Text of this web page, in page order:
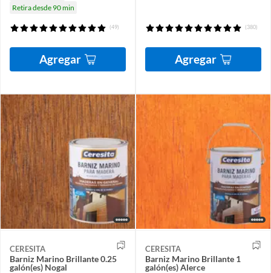
Retira desde 90 min
(49)
Agregar
(380)
Agregar
CERESITA
Barniz Marino Brillante 0.25
galón(es) Nogal
CERESITA
Barniz Marino Brillante 1
galón(es) Alerce